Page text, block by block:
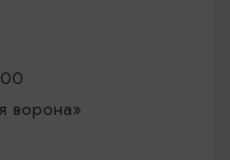
ворона»